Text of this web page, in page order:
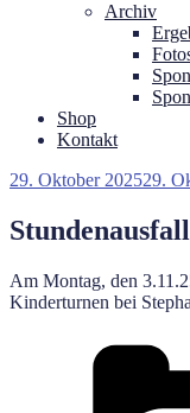
Archiv
Shop
Kontakt
Veröffentlicht
29. Oktober 202529.
Stundenausfall
Am Montag, den
Kinderturnen bei